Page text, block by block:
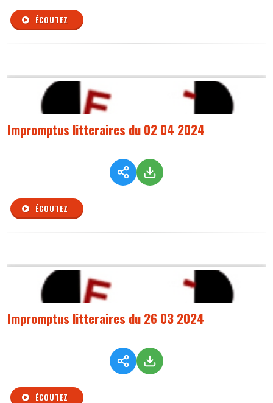
ÉCOUTEZ
Impromptus litteraires du 02 04 2024
ÉCOUTEZ
Impromptus litteraires du 26 03 2024
ÉCOUTEZ